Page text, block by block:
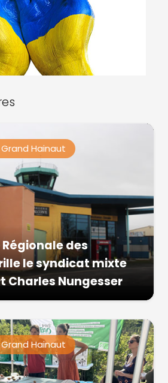
Grand Hainaut
des
le syndicat mixte
Charles Nungesser
Grand Hainaut